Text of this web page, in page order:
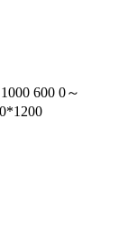
600 0～